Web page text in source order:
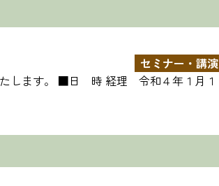
セミナー・講演
たします。 ■日 時 経理 令和４年１月１